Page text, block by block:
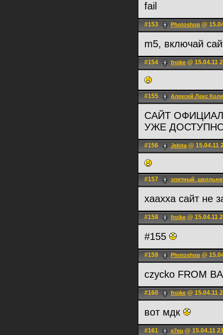
fail
#153 Photoshop @
m5, включай
#154 frojke @ 15.04.11
#155 Алексей Лекс
САЙТ
УЖЕ ДОСТУПНО
#156 Jebita@ 15.04.11
#157
хаахха сайт не
#158 frojke @ 15.04.11
#155
#159 Photoshop @
czycko FROM
#160 frojke @ 15.04.11
вот мдк
#161 х7ец @ 15.04.11